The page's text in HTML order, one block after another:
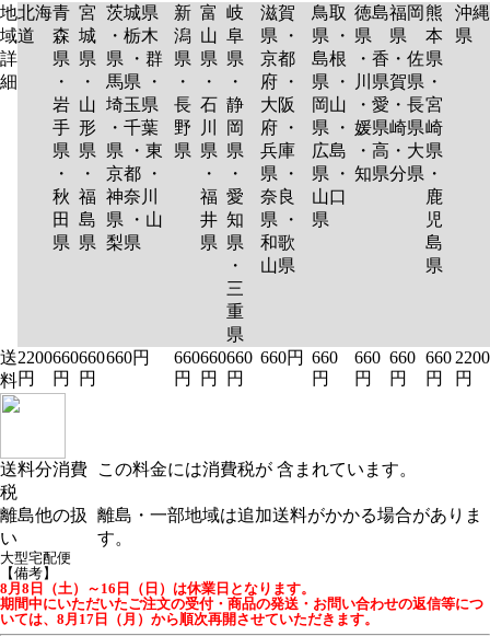
地
域
詳
細
北海
道
青
森
県
・
岩
手
県
・
秋
田
県
宮
城
県
・
山
形
県
・
福
島
県
茨城県
・栃木
県 ・群
馬県 ・
埼玉県
・千葉
県 ・東
京都 ・
神奈川
県 ・山
梨県
新
潟
県
・
長
野
県
富
山
県
・
石
川
県
・
福
井
県
岐
阜
県
・
静
岡
県
・
愛
知
県
・
三
重
県
滋賀
県 ・
京都
府 ・
大阪
府 ・
兵庫
県 ・
奈良
県 ・
和歌
山県
鳥取
県 ・
島根
県 ・
岡山
県 ・
広島
県 ・
山口
県
徳島
県
・香
川県
・愛
媛県
・高
知県
福岡
県
・佐
賀県
・長
崎県
・大
分県
熊
本
県
・
宮
崎
県
・
鹿
児
島
県
沖縄
県
送
料
2200
円
660
円
660
円
660円
660
円
660
円
660
円
660円 660
円
660
円
660
円
660
円
2200
円
送料分消費
税
この料金には消費税が 含まれています。
離島他の扱
い
離島・一部地域は追加送料がかかる場合がありま
す。
大型宅配便
【備考】
8月8日（土）～16日（日）は休業日となります。
期間中にいただいたご注文の受付・商品の発送・お問い合わせの返信等につ
いては、8月17日（月）から順次再開させていただきます。